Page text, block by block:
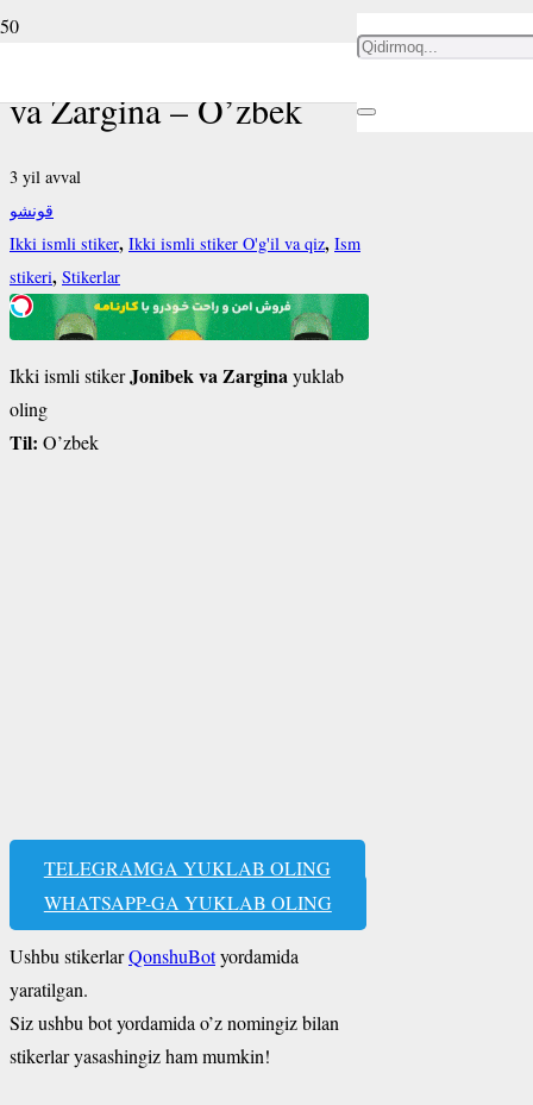
va Zargina – O’zbek
3 yil avval
قونشو
Ikki ismli stiker, Ikki ismli stiker O'g'il va qiz, Ism
stikeri, Stikerlar
Ikki ismli stikerJonibek va Zarginayuklab
oling
Til: O’zbek
TELEGRAMGA YUKLAB OLING
WHATSAPP-GA YUKLAB OLING
Ushbu stikerlarQonshuBotyordamida
yaratilgan.
Siz ushbu bot yordamida o’z nomingiz bilan
stikerlar yasashingiz ham mumkin!